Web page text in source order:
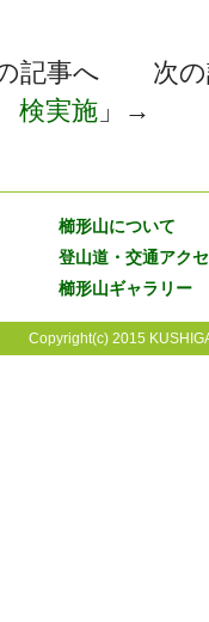
記事へ 次の
検実施 」→
櫛形山について
登山道・交通アク
櫛形山ギャラリー
Copyright(c) 2015